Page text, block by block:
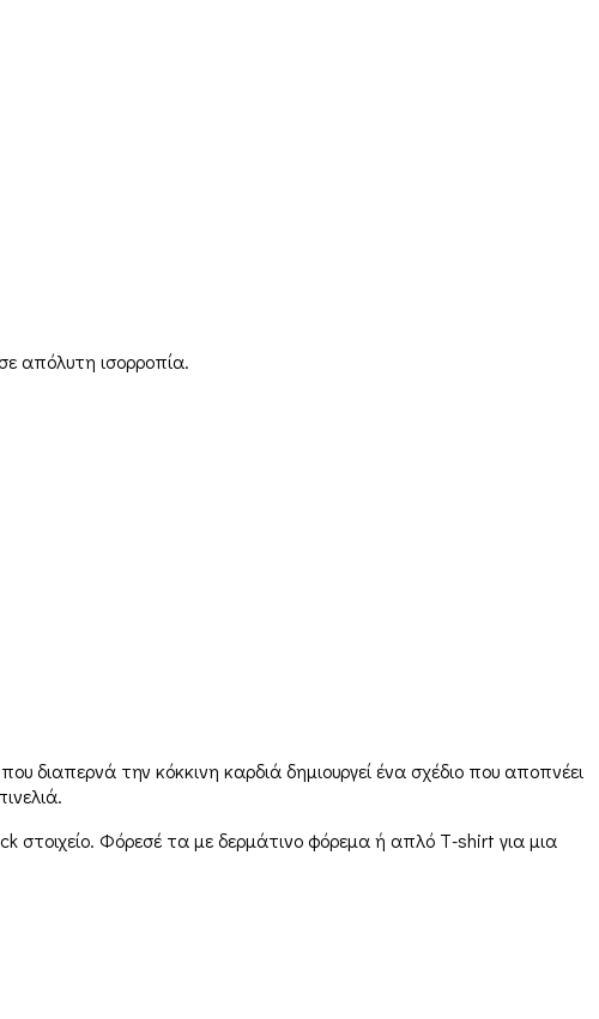
απόλυτη ισορροπία.
διαπερνά την κόκκινη καρδιά δημιουργεί ένα σχέδιο που αποπνέει
στοιχείο. Φόρεσέ τα με δερμάτινο φόρεμα ή απλό T-shirt για μια